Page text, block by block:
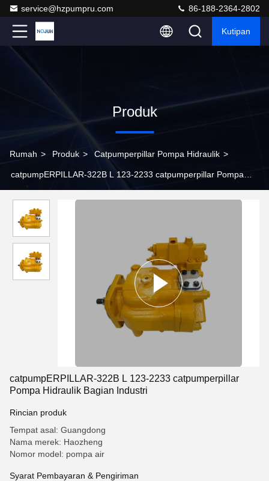
service@hzpumpru.com 86-188-2364-2802
Kutipan
Produk
Rumah > Produk > Catpumperpillar Pompa Hidraulik >
catpumpERPILLAR-322B L 123-2233 catpumperpillar Pompa
catpumpERPILLAR-322B L 123-2233 catpumperpillar
Pompa Hidraulik Bagian Industri
Rincian produk
Tempat asal: Guangdong
Nama merek: Haozheng
Nomor model: pompa air
Syarat Pembayaran & Pengiriman